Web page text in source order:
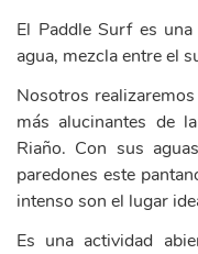
El Paddle Surf es
agua, mezcla entre el
Nosotros
más alucinantes de
Riaño. Con sus
paredones este
intenso son el lugar
Es una actividad